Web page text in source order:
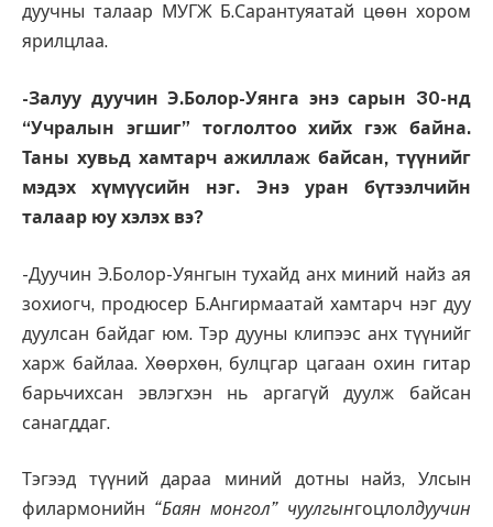
дуучны талаар МУГЖ Б.Сарантуяатай цөөн хором
ярилцлаа.
-Залуу дуучин Э.Болор-Уянга энэ сарын 30-нд
“Учралын эгшиг” тоглолтоо хийх гэж байна.
Таны хувьд хамтарч ажиллаж байсан, түүнийг
мэдэх хүмүүсийн нэг. Энэ уран бүтээлчийн
талаар юу хэлэх вэ?
-Дуучин Э.Болор-Уянгын тухайд анх миний найз ая
зохиогч, продюсер Б.Ангирмаатай хамтарч нэг дуу
дуулсан байдаг юм. Тэр дууны клипээс анх түүнийг
харж байлаа. Хөөрхөн, булцгар цагаан охин гитар
барьчихсан эвлэгхэн нь аргагүй дуулж байсан
санагддаг.
Тэгээд түүний дараа миний дотны найз, Улсын
филармонийн “Баян монгол” чуулгынгоцлолдуучин